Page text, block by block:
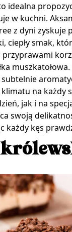
idealna
w kuchni.
z dyni zyskuje
ciepły smak,
przyprawami
na każdy
jak i na
swoją
każdy kęs